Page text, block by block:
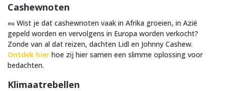
Cashewnoten
🥜 Wist je dat cashewnoten vaak in Afrika groeien, in Azië
gepeld worden en vervolgens in Europa worden verkocht?
Zonde van al dat reizen, dachten Lidl en Johnny Cashew.
Ontdek hier hoe zij hier samen een slimme oplossing voor
bedachten.
Klimaatrebellen